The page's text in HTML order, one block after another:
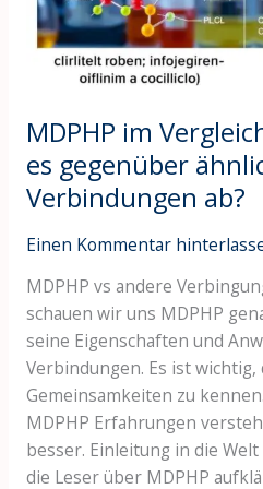
MDPHP im
es gegenüber
Verbindungen ab?
Einen Kommentar
MDPHP vs andere
schauen wir uns MDPHP
seine Eigenschaften und
Verbindungen. Es ist
Gemeinsamkeiten zu
MDPHP Erfahrungen
besser. Einleitung in die
die Leser über MDPHP
gegenüber
ähnlichen
Verbindungen